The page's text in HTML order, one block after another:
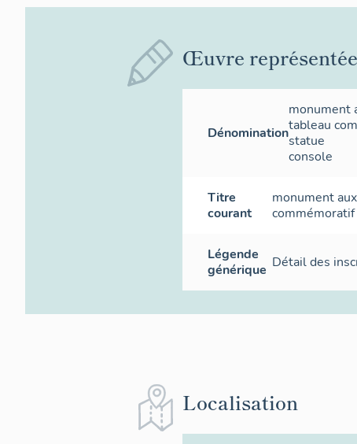
Œuvre représentée
Dénomination
monument
tableau
statue
console
Titre
courant
monument
Légende
générique Détail des
Localisation